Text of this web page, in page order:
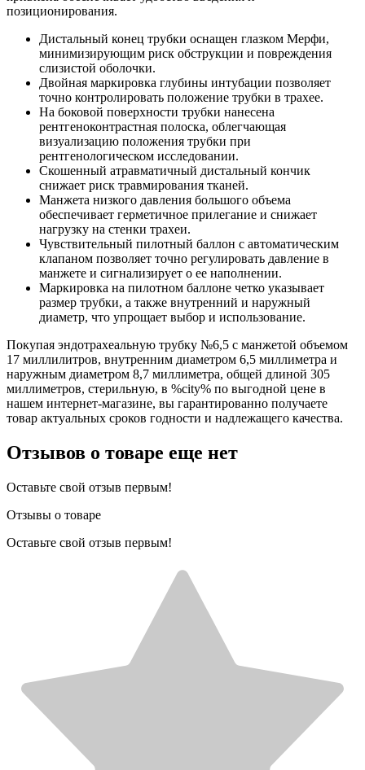
позиционирования.
Дистальный конец трубки оснащен глазком Мерфи,
минимизирующим риск обструкции и повреждения
слизистой оболочки.
Двойная маркировка глубины интубации позволяет
точно контролировать положение трубки в трахее.
На боковой поверхности трубки нанесена
рентгеноконтрастная полоска, облегчающая
визуализацию положения трубки при
рентгенологическом исследовании.
Скошенный атравматичный дистальный кончик
снижает риск травмирования тканей.
Манжета низкого давления большого объема
обеспечивает герметичное прилегание и снижает
нагрузку на стенки трахеи.
Чувствительный пилотный баллон с автоматическим
клапаном позволяет точно регулировать давление в
манжете и сигнализирует о ее наполнении.
Маркировка на пилотном баллоне четко указывает
размер трубки, а также внутренний и наружный
диаметр, что упрощает выбор и использование.
Покупая эндотрахеальную трубку №6,5 с манжетой объемом
17 миллилитров, внутренним диаметром 6,5 миллиметра и
наружным диаметром 8,7 миллиметра, общей длиной 305
миллиметров, стерильную, в %city% по выгодной цене в
нашем интернет-магазине, вы гарантированно получаете
товар актуальных сроков годности и надлежащего качества.
Отзывов о товаре еще нет
Оставьте свой отзыв первым!
Отзывы о товаре
Оставьте свой отзыв первым!